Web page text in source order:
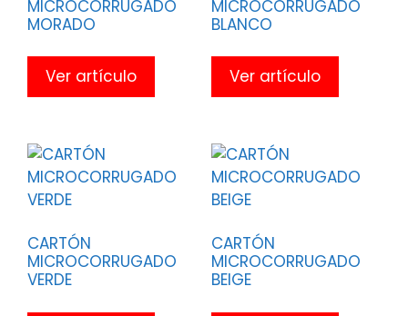
MICROCORRUGADO
MORADO
Ver artículo
MICROCORRUGADO
BLANCO
Ver artículo
CARTÓN
MICROCORRUGADO
VERDE
CARTÓN
MICROCORRUGADO
BEIGE